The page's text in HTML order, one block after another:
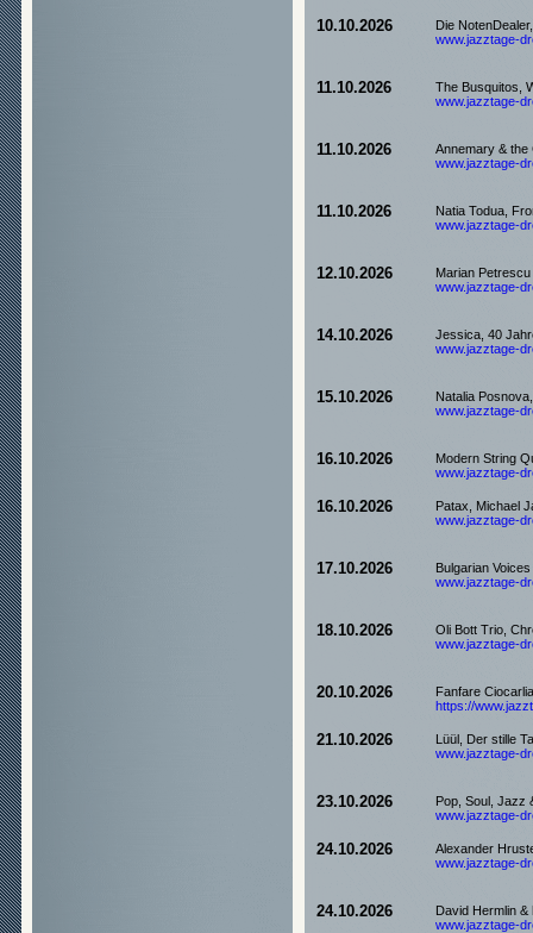
10.10.2026
Die
www.jazztage-
11.10.2026
The Busquitos,
www.jazztage-
11.10.2026
Annemary & the
www.jazztage-
11.10.2026
Natia Todua,
www.jazztage-
12.10.2026
Marian
www.jazztage-
14.10.2026
Jessica, 40
www.jazztage-
15.10.2026
Natalia
www.jazztage-
16.10.2026
Modern String
www.jazztage-
16.10.2026
Patax, Michael
www.jazztage-
17.10.2026
Bulgarian
www.jazztage-
18.10.2026
Oli Bott Trio,
www.jazztage-
20.10.2026
Fanfare
https://
21.10.2026
Lüül, Der stille
www.jazztage-
23.10.2026
Pop, Soul, Jazz
www.jazztage-
24.10.2026
Alexander
www.jazztage-
24.10.2026
David Hermlin
www.jazztage-